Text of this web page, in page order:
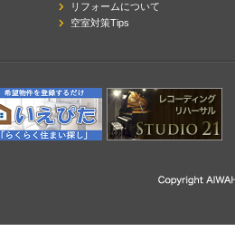
リフォームについて
空室対策Tips